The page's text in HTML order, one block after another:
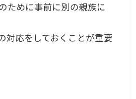
ために事前に別の親族に
対応をしておくことが重要